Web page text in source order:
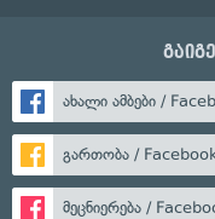
ახალი ამბები /
გართობა /
მეცნიერება /